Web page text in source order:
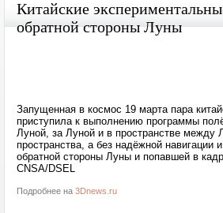
Китайские
обратной стороны Луны
Запущенная в космос 19 марта пара
приступила к выполнению программы
Луной, за Луной и в пространстве между
пространства, а без надёжной навигации
обратной стороны Луны и попавшей в
CNSA/DSEL
Подробнее на 3Dnews.ru